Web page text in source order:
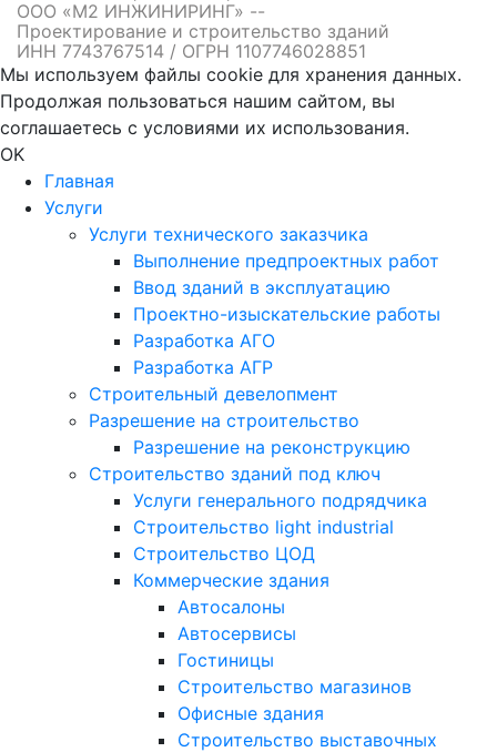
ООО «М2 ИНЖИНИРИНГ» --
Проектирование и строительство зданий
ИНН 7743767514 / ОГРН 1107746028851
Мы используем файлы cookie для хранения данных.
Продолжая пользоваться нашим сайтом, вы
соглашаетесь с условиями их использования.
OK
Главная
Услуги
Услуги технического заказчика
Выполнение предпроектных работ
Ввод зданий в эксплуатацию
Проектно-изыскательские работы
Разработка АГО
Разработка АГР
Строительный девелопмент
Разрешение на строительство
Разрешение на реконструкцию
Строительство зданий под ключ
Услуги генерального подрядчика
Строительство light industrial
Строительство ЦОД
Коммерческие здания
Автосалоны
Автосервисы
Гостиницы
Строительство магазинов
Офисные здания
Строительство выставочных